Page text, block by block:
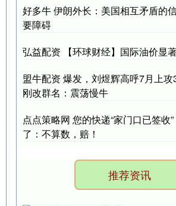
好多牛 伊朗外长：美国相互矛盾的
要障碍
弘益配资 【环球财经】国际油价显
盟牛配资 爆发，刘煜辉高呼7月上
刚改群名：震荡慢牛
点点策略网 您的快递“家门口已签收
了：不算数，赔！
推荐资讯